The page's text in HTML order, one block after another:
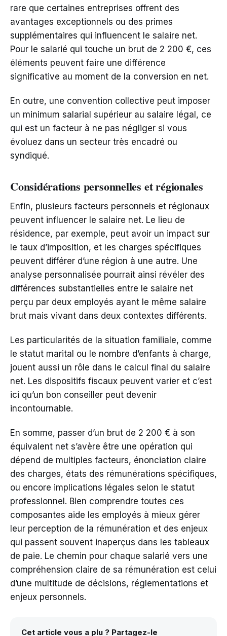
rare que certaines entreprises offrent des
avantages exceptionnels ou des primes
supplémentaires qui influencent le salaire net.
Pour le salarié qui touche un brut de 2 200 €, ces
éléments peuvent faire une différence
significative au moment de la conversion en net.
En outre, une convention collective peut imposer
un minimum salarial supérieur au salaire légal, ce
qui est un facteur à ne pas négliger si vous
évoluez dans un secteur très encadré ou
syndiqué.
Considérations personnelles et régionales
Enfin, plusieurs facteurs personnels et régionaux
peuvent influencer le salaire net. Le lieu de
résidence, par exemple, peut avoir un impact sur
le taux d’imposition, et les charges spécifiques
peuvent différer d’une région à une autre. Une
analyse personnalisée pourrait ainsi révéler des
différences substantielles entre le salaire net
perçu par deux employés ayant le même salaire
brut mais vivant dans deux contextes différents.
Les particularités de la situation familiale, comme
le statut marital ou le nombre d’enfants à charge,
jouent aussi un rôle dans le calcul final du salaire
net. Les dispositifs fiscaux peuvent varier et c’est
ici qu’un bon conseiller peut devenir
incontournable.
En somme, passer d’un brut de 2 200 € à son
équivalent net s’avère être une opération qui
dépend de multiples facteurs, énonciation claire
des charges, états des rémunérations spécifiques,
ou encore implications légales selon le statut
professionnel. Bien comprendre toutes ces
composantes aide les employés à mieux gérer
leur perception de la rémunération et des enjeux
qui passent souvent inaperçus dans les tableaux
de paie. Le chemin pour chaque salarié vers une
compréhension claire de sa rémunération est celui
d’une multitude de décisions, réglementations et
enjeux personnels.
Cet article vous a plu ? Partagez-le